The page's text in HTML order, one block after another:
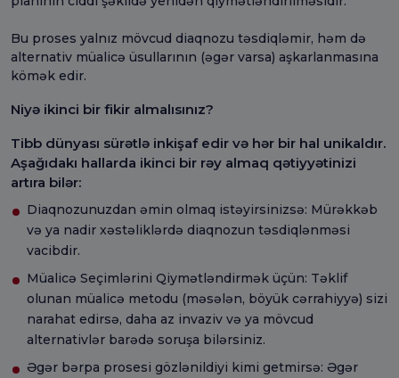
Bu proses yalnız mövcud diaqnozu təsdiqləmir, həm də
alternativ müalicə üsullarının (əgər varsa) aşkarlanmasına
kömək edir.
Niyə ikinci bir fikir almalısınız?
Tibb dünyası sürətlə inkişaf edir və hər bir hal unikaldır.
Aşağıdakı hallarda ikinci bir rəy almaq qətiyyətinizi
artıra bilər:
Diaqnozunuzdan əmin olmaq istəyirsinizsə: Mürəkkəb
və ya nadir xəstəliklərdə diaqnozun təsdiqlənməsi
vacibdir.
Müalicə Seçimlərini Qiymətləndirmək üçün: Təklif
olunan müalicə metodu (məsələn, böyük cərrahiyyə) sizi
narahat edirsə, daha az invaziv və ya mövcud
alternativlər barədə soruşa bilərsiniz.
Əgər bərpa prosesi gözlənildiyi kimi getmirsə: Əgər